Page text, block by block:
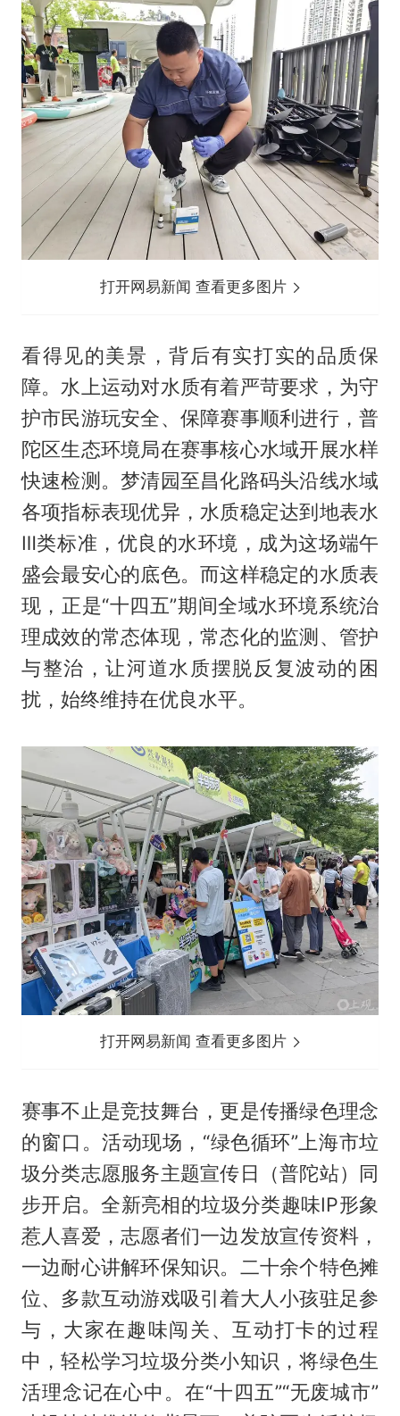
打开网易新闻 查看更多图片
看得见的美景，背后有实打实的品质保
障。水上运动对水质有着严苛要求，为守
护市民游玩安全、保障赛事顺利进行，普
陀区生态环境局在赛事核心水域开展水样
快速检测。梦清园至昌化路码头沿线水域
各项指标表现优异，水质稳定达到地表水
Ⅲ类标准，优良的水环境，成为这场端午
盛会最安心的底色。而这样稳定的水质表
现，正是“十四五”期间全域水环境系统治
理成效的常态体现，常态化的监测、管护
与整治，让河道水质摆脱反复波动的困
扰，始终维持在优良水平。
打开网易新闻 查看更多图片
赛事不止是竞技舞台，更是传播绿色理念
的窗口。活动现场，“绿色循环”上海市垃
圾分类志愿服务主题宣传日（普陀站）同
步开启。全新亮相的垃圾分类趣味IP形象
惹人喜爱，志愿者们一边发放宣传资料，
一边耐心讲解环保知识。二十余个特色摊
位、多款互动游戏吸引着大人小孩驻足参
与，大家在趣味闯关、互动打卡的过程
中，轻松学习垃圾分类小知识，将绿色生
活理念记在心中。在“十四五”“无废城市”